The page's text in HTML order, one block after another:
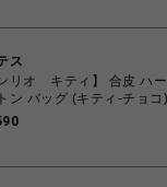
ス
ンリオ キティ】 合皮 ハ
ン バッグ (キティ-チョコ)